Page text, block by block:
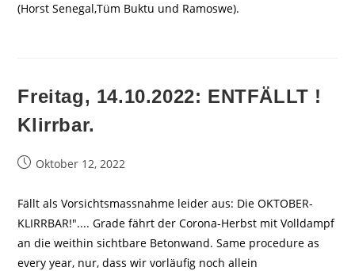
(Horst Senegal,Tüm Buktu und Ramoswe).
Freitag, 14.10.2022: ENTFÄLLT !
Klirrbar.
BeitragOktober 12, 2022
Fällt als Vorsichtsmassnahme leider aus: Die OKTOBER-
KLIRRBAR!".... Grade fährt der Corona-Herbst mit Volldampf
an die weithin sichtbare Betonwand. Same procedure as
every year, nur, dass wir vorläufig noch allein